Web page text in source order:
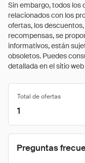
Sin embargo, todos los
relacionados con los
ofertas, los
recompensas, se
informativos, están
obsoletos. Puedes
detallada en el sitio
Total de ofertas
1
Preguntas